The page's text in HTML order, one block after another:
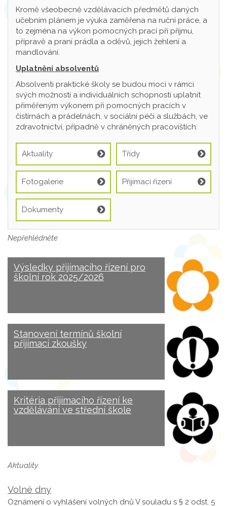
Kromě všeobecně vzdělávacích předmětů daných
učebním plánem je výuka zaměřena na ruční práce, a
to zejména na výkon pomocných prací při příjmu,
přípravě a praní prádla a oděvů, jejich žehlení a
mandlování.
Uplatnění absolventů
Absolventi praktické školy se budou moci v rámci
svých možností a individuálních schopností uplatnit
přiměřeným výkonem při pomocných pracích v
čistírnách a prádelnách, v sociální péči a službách, ve
zdravotnictví, případně v chráněných pracovištích.
Aktuality Třídy
Fotogalerie Přijímací řízení
Dokumenty
Nepřehlédněte
Výsledky přijímacího řízení pro
školní rok 2025/2026
Stanovení termínů školní
přijímací zkoušky
Kritéria přijímacího řízení ke
vzdělávání ve střední škole
Aktuality
Volné dny
Oznámení o vyhlášení volných dnů V souladu s § 2 odst. 5